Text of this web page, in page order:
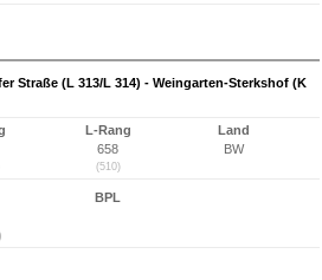
Straße (L 313/L 314) - Weingarten-Sterkshof (K
L-Rang
658
(510)
Land
BW
BPL